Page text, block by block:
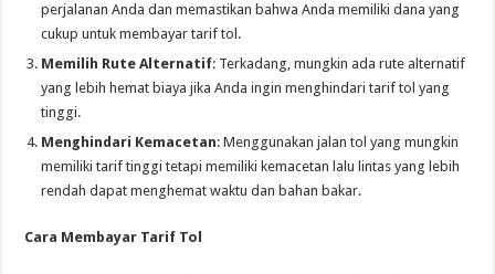
perjalanan Anda dan memastikan bahwa Anda memiliki dana yang
cukup untuk membayar tarif tol.
Memilih Rute Alternatif: Terkadang, mungkin ada rute alternatif
yang lebih hemat biaya jika Anda ingin menghindari tarif tol yang
tinggi.
Menghindari Kemacetan: Menggunakan jalan tol yang mungkin
memiliki tarif tinggi tetapi memiliki kemacetan lalu lintas yang lebih
rendah dapat menghemat waktu dan bahan bakar.
Cara Membayar Tarif Tol